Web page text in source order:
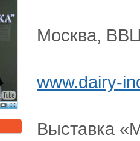
Москва,
www.dairy-
Выставка